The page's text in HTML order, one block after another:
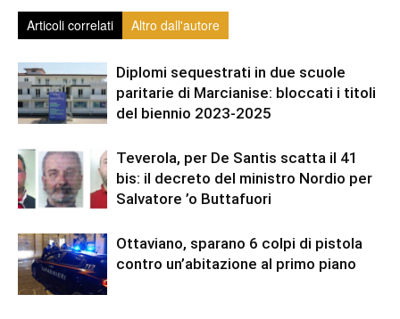
Articoli correlati Altro dall'autore
Diplomi sequestrati in due scuole
paritarie di Marcianise: bloccati i titoli
del biennio 2023-2025
Teverola, per De Santis scatta il 41
bis: il decreto del ministro Nordio per
Salvatore ’o Buttafuori
Ottaviano, sparano 6 colpi di pistola
contro un’abitazione al primo piano